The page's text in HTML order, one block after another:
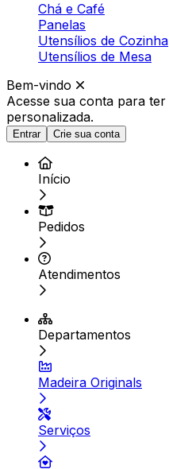
Chá e Café
Panelas
Utensílios de Cozinha
Utensílios de Mesa
Bem-vindo
Acesse sua conta para ter
personalizada.
Entrar Crie sua conta
Início
Pedidos
Atendimentos
Departamentos
Madeira Originals
Serviços